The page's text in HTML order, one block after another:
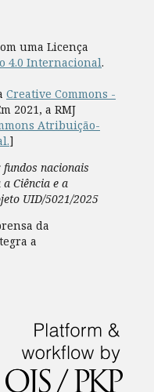
uma Licença
4.0 Internacional.
Creative Commons -
2021, a RMJ
Atribuição-
]
nacionais
Ciência e a
UID/5021/2025
da
a